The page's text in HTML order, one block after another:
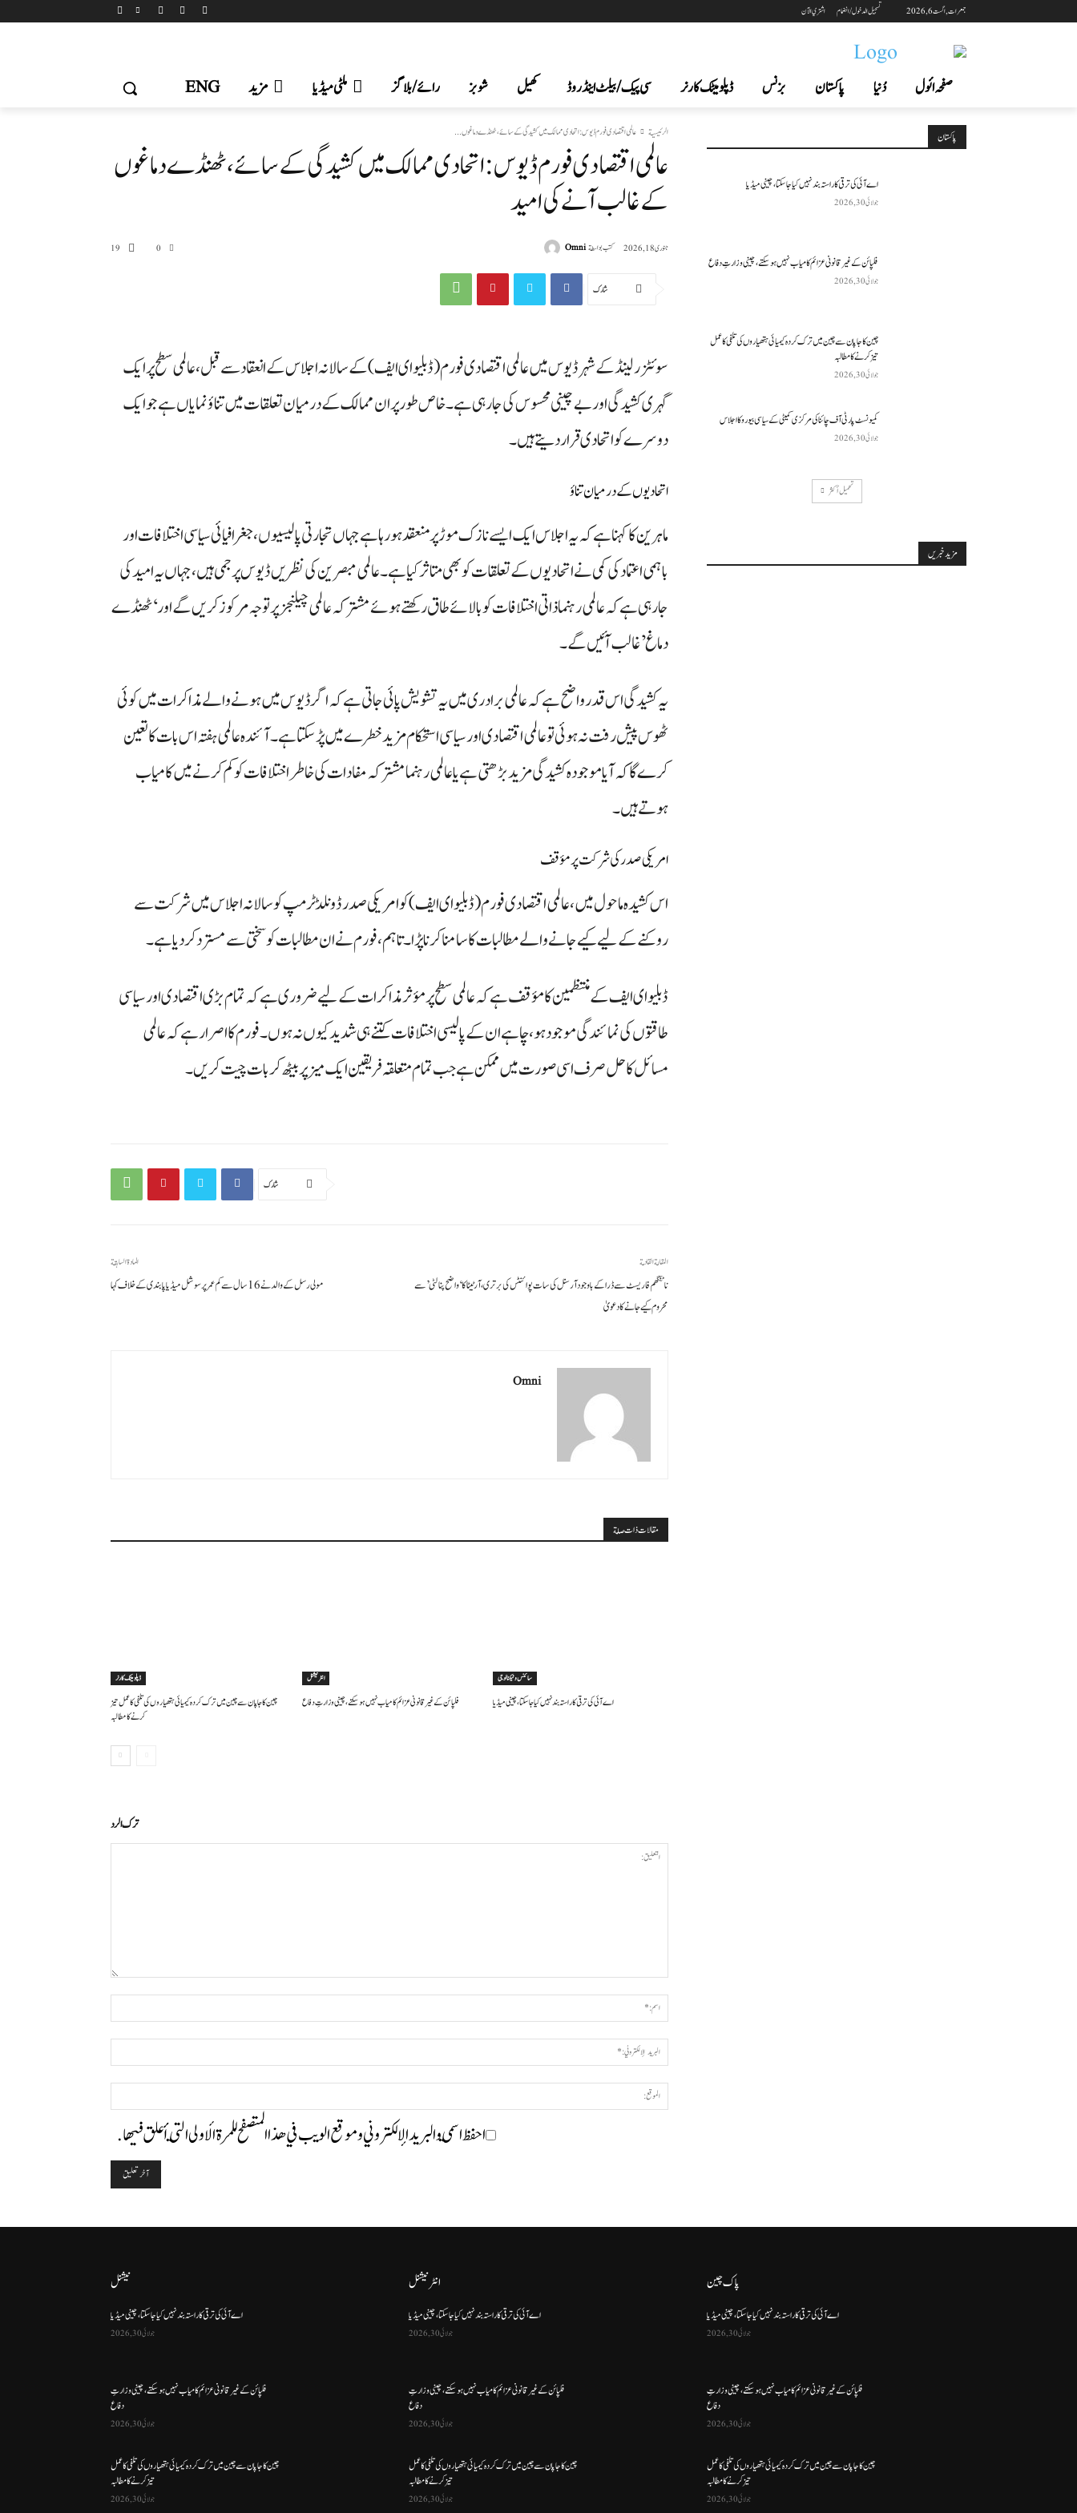
جمعرات, اگست 6, 2026 تسجيل الدخول / انضمام اشتري الآن
صفحہ ائول دُنیا پاکستان بزنس ڈپلومیٹک کارنر سی پیک /بیلٹ اینڈ روڈ کھیل شوبز رائے/بلاگز ملٹی میڈیا مزید ENG
الرئيسية عالمی اقتصادی فورم ڈیوس: اتحادی ممالک میں کشیدگی کے سائے، ٹھنڈے دماغوں...
عالمی اقتصادی فورم ڈیوس: اتحادی ممالک میں کشیدگی کے سائے، ٹھنڈے دماغوں
کے غالب آنے کی امید
0
19 جنوری 18, 2026 كتب بواسطةOmni
شارك
سوئٹزرلینڈ کے شہر ڈیوس میں عالمی اقتصادی فورم (ڈبلیو ای ایف) کے سالانہ اجلاس کے انعقاد سے قبل، عالمی سطح پر ایک
گہری کشیدگی اور بے چینی محسوس کی جا رہی ہے۔ خاص طور پر ان ممالک کے درمیان تعلقات میں تناؤ نمایاں ہے جو ایک
دوسرے کو اتحادی قرار دیتے ہیں۔
اتحادیوں کے درمیان تناؤ
ماہرین کا کہنا ہے کہ یہ اجلاس ایک ایسے نازک موڑ پر منعقد ہو رہا ہے جہاں تجارتی پالیسیوں، جغرافیائی سیاسی اختلافات اور
باہمی اعتماد کی کمی نے اتحادیوں کے تعلقات کو بھی متاثر کیا ہے۔ عالمی مبصرین کی نظریں ڈیوس پر جمی ہیں، جہاں یہ امید کی
جا رہی ہے کہ عالمی رہنما ذاتی اختلافات کو بالائے طاق رکھتے ہوئے مشترکہ عالمی چیلنجز پر توجہ مرکوز کریں گے اور ‘ٹھنڈے
دماغ’ غالب آئیں گے۔
یہ کشیدگی اس قدر واضح ہے کہ عالمی برادری میں یہ تشویش پائی جاتی ہے کہ اگر ڈیوس میں ہونے والے مذاکرات میں کوئی
ٹھوس پیش رفت نہ ہوئی تو عالمی اقتصادی اور سیاسی استحکام مزید خطرے میں پڑ سکتا ہے۔ آئندہ عالمی ہفتہ اس بات کا تعین
کرے گا کہ آیا موجودہ کشیدگی مزید بڑھتی ہے یا عالمی رہنما مشترکہ مفادات کی خاطر اختلافات کو کم کرنے میں کامیاب
ہوتے ہیں۔
امریکی صدر کی شرکت پر مؤقف
اس کشیدہ ماحول میں، عالمی اقتصادی فورم (ڈبلیو ای ایف) کو امریکی صدر ڈونلڈ ٹرمپ کو سالانہ اجلاس میں شرکت سے
روکنے کے لیے کیے جانے والے مطالبات کا سامنا کرنا پڑا۔ تاہم، فورم نے ان مطالبات کو سختی سے مسترد کر دیا ہے۔
ڈبلیو ای ایف کے منتظمین کا مؤقف ہے کہ عالمی سطح پر مؤثر مذاکرات کے لیے ضروری ہے کہ تمام بڑی اقتصادی اور سیاسی
طاقتوں کی نمائندگی موجود ہو، چاہے ان کے پالیسی اختلافات کتنے ہی شدید کیوں نہ ہوں۔ فورم کا اصرار ہے کہ عالمی
مسائل کا حل صرف اسی صورت میں ممکن ہے جب تمام متعلقہ فریقین ایک میز پر بیٹھ کر بات چیت کریں۔
شارك
المادة السابقة
مولی رسل کے والد نے 16 سال سے کم عمر پر سوشل میڈیا پابندی کے خلاف کہا
المقالة القادمة
ناٹنگھم فاریسٹ سے ڈرا کے باوجود آرسنل کی سات پوائنٹس کی برتری، آرٹیٹا کا ‘واضح پنالٹی’ سے
محروم کیے جانے کا دعویٰ
Omni
مقالات ذات صلة
سائنس وٹیکنالوجی
اے آئی کی ترقی کا راستہ بند نہیں کیا جا سکتا، چینی میڈیا
انٹرنیشنل
فلپائن کے غیر قانونی عزائم کامیاب نہیں ہو سکتے ، چینی وزارتِ دفاع
ڈپلومیٹک کارنر
چین کا جاپان سے چین میں ترک کردہ کیمیائی ہتھیاروں کی تلفی کا عمل تیز
کرنے کا مطالبہ
ترك الرد
التعليق:
اسم:*
البريد
الإلكتروني:*
الموقع:
احفظ اسمي والبريد الإلكتروني وموقع الويب في هذا المتصفح للمرة الأولى التي أعلق فيها.
پاکستان
اے آئی کی ترقی کا راستہ بند نہیں کیا جا سکتا، چینی میڈیا
جولائی 30, 2026
فلپائن کے غیر قانونی عزائم کامیاب نہیں ہو سکتے ، چینی وزارتِ دفاع
جولائی 30, 2026
چین کا جاپان سے چین میں ترک کردہ کیمیائی ہتھیاروں کی تلفی کا عمل
تیز کرنے کا مطالبہ
جولائی 30, 2026
کمیونسٹ پارٹی آف چائنا کی مرکزی کمیٹی کے سیاسی بیورو کا اجلاس
جولائی 30, 2026
تحميل أكثر
مزید خبریں
نیشنل
اے آئی کی ترقی کا راستہ بند نہیں کیا جا سکتا، چینی میڈیا
جولائی 30, 2026
فلپائن کے غیر قانونی عزائم کامیاب نہیں ہو سکتے ، چینی وزارتِ
دفاع
جولائی 30, 2026
چین کا جاپان سے چین میں ترک کردہ کیمیائی ہتھیاروں کی تلفی کا عمل
تیز کرنے کا مطالبہ
جولائی 30, 2026
انٹرنیشنل
اے آئی کی ترقی کا راستہ بند نہیں کیا جا سکتا، چینی میڈیا
جولائی 30, 2026
فلپائن کے غیر قانونی عزائم کامیاب نہیں ہو سکتے ، چینی وزارتِ
دفاع
جولائی 30, 2026
چین کا جاپان سے چین میں ترک کردہ کیمیائی ہتھیاروں کی تلفی کا عمل
تیز کرنے کا مطالبہ
جولائی 30, 2026
پاک چین
اے آئی کی ترقی کا راستہ بند نہیں کیا جا سکتا، چینی میڈیا
جولائی 30, 2026
فلپائن کے غیر قانونی عزائم کامیاب نہیں ہو سکتے ، چینی وزارتِ
دفاع
جولائی 30, 2026
چین کا جاپان سے چین میں ترک کردہ کیمیائی ہتھیاروں کی تلفی کا عمل
تیز کرنے کا مطالبہ
جولائی 30, 2026